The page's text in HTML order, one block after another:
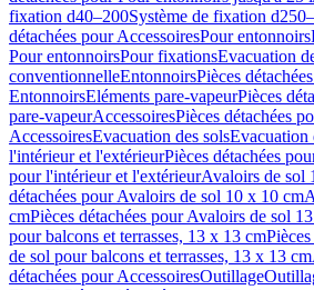
fixation d40–200Système de fixation
détachées pour AccessoiresPour entonnoirs
Pour entonnoirsPour fixationsEvacuation
conventionnelleEntonnoirsPièces
EntonnoirsEléments pare-vapeurPièces
pare-vapeurAccessoiresPièces détachées
AccessoiresEvacuation des solsEvacuation
l'intérieur et l'extérieurPièces détachées
pour l'intérieur et l'extérieurAvaloirs de sol
détachées pour Avaloirs de sol 10 x 10 cm
cmPièces détachées pour Avaloirs de sol
pour balcons et terrasses, 13 x 13 cm
de sol pour balcons et terrasses, 13 x 13 cm
détachées pour AccessoiresOutillage